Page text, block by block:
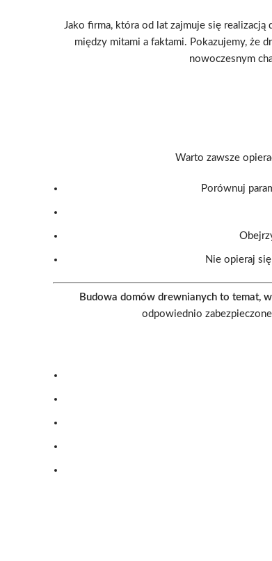
Jako firma, która od lat zajmuje się
między mitami a faktami. Pokazujemy, że
nowoczesnym
Warto zawsze
Porównuj
Nie opieraj
Budowa domów drewnianych to temat,
odpowiednio